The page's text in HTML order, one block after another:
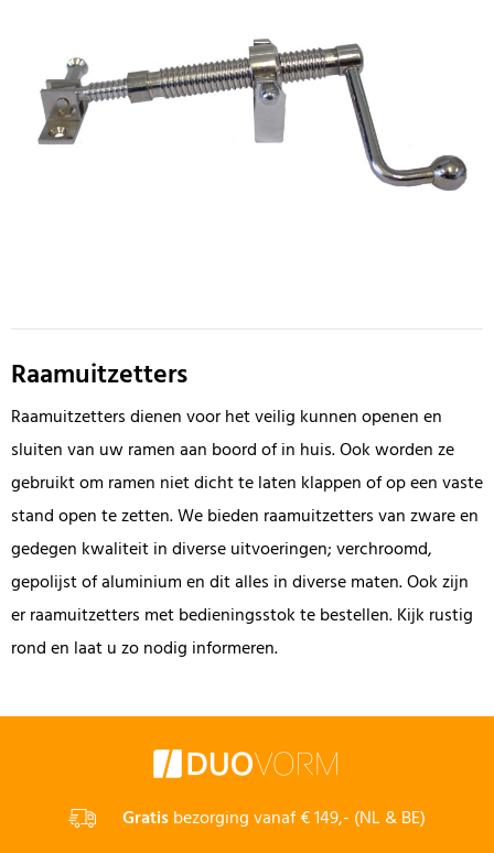
Raamuitzetters
Raamuitzetters dienen voor het veilig kunnen openen en
sluiten van uw ramen aan boord of in huis. Ook worden ze
gebruikt om ramen niet dicht te laten klappen of op een vaste
stand open te zetten. We bieden raamuitzetters van zware en
gedegen kwaliteit in diverse uitvoeringen; verchroomd,
gepolijst of aluminium en dit alles in diverse maten. Ook zijn
er raamuitzetters met bedieningsstok te bestellen. Kijk rustig
rond en laat u zo nodig informeren.
Gratisbezorging vanaf € 149,- (NL & BE)